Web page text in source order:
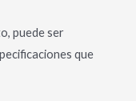
puede ser
que